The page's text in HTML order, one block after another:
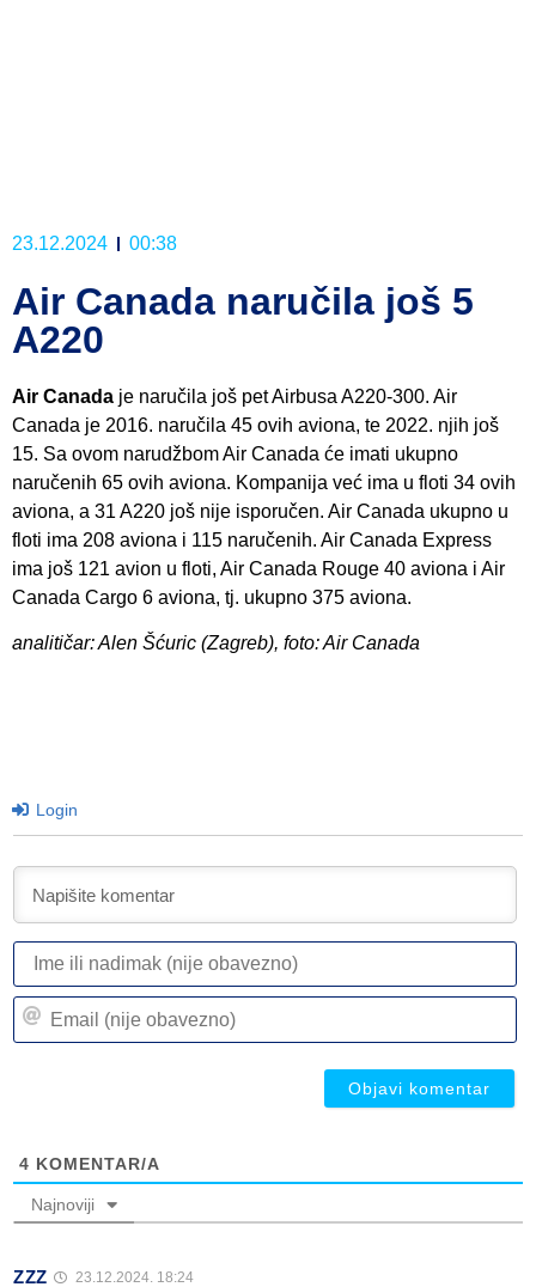
23.12.2024 00:38
Air Canada naručila još 5
A220
Air Canada je naručila još pet Airbusa A220-300. Air
Canada je 2016. naručila 45 ovih aviona, te 2022. njih još
15. Sa ovom narudžbom Air Canada će imati ukupno
naručenih 65 ovih aviona. Kompanija već ima u floti 34 ovih
aviona, a 31 A220 još nije isporučen. Air Canada ukupno u
floti ima 208 aviona i 115 naručenih. Air Canada Express
ima još 121 avion u floti, Air Canada Rouge 40 aviona i Air
Canada Cargo 6 aviona, tj. ukupno 375 aviona.
analitičar: Alen Šćuric (Zagreb), foto: Air Canada
Login
4 KOMENTAR/A
Najnoviji
ZZZ 23.12.2024. 18:24